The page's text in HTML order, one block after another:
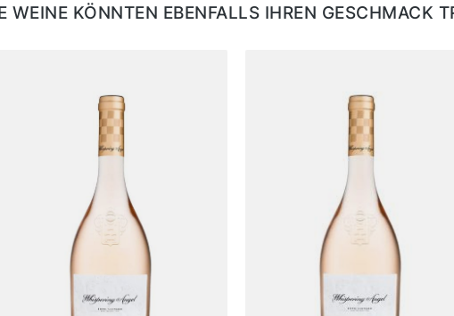
WEINE KÖNNTEN EBENFALLS IHREN GESCHMACK